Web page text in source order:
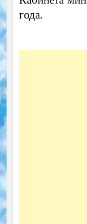
года.